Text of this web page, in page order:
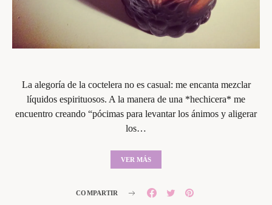
La alegoría de la coctelera no es casual: me encanta mezclar
líquidos espirituosos. A la manera de una *hechicera* me
encuentro creando “pócimas para levantar los ánimos y aligerar
los…
VER MÁS
COMPARTIR